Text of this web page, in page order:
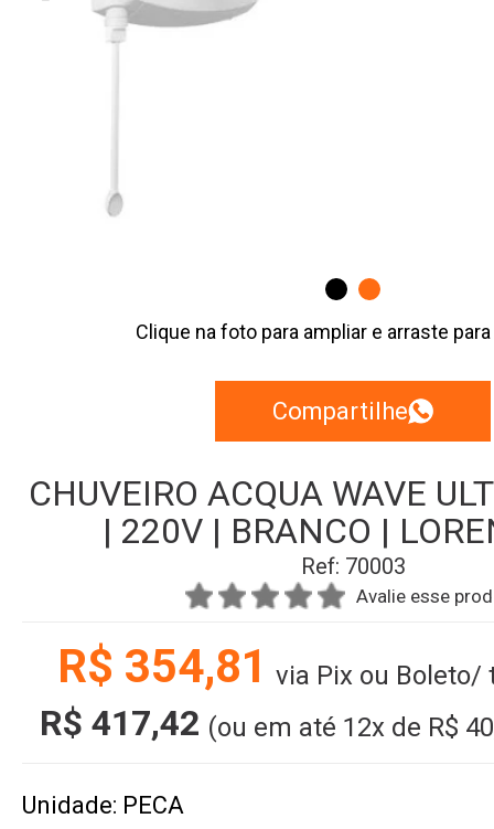
Clique na foto para ampliar e arraste
Compartilhe
CHUVEIRO ACQUA WAVE
| 220V | BRANCO |
Ref: 70003
Avalie esse
R$ 354,81 via Pix ou Boleto/
R$ 417,42 (ou em até 12x de R$
Unidade: PECA